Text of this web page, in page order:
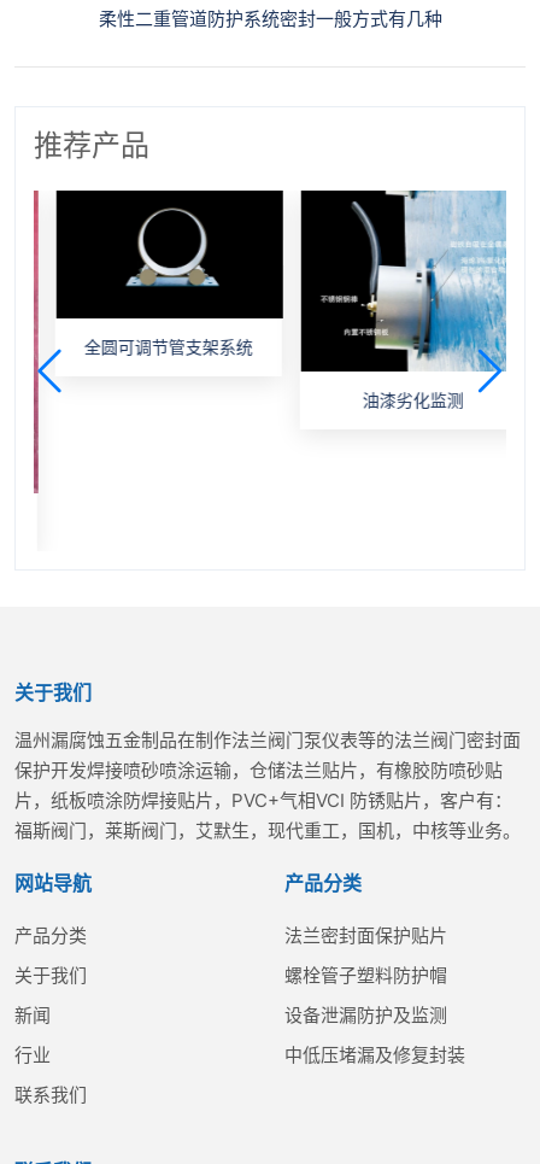
柔性二重管道防护系统密封一般方式有几种
推荐产品
全圆可调节管支架系统
油漆劣化监测
关于我们
温州漏腐蚀五金制品在制作法兰阀门泵仪表等的法兰阀门密封面
保护开发焊接喷砂喷涂运输，仓储法兰贴片，有橡胶防喷砂贴
片，纸板喷涂防焊接贴片，PVC+气相VCI 防锈贴片，客户有：
福斯阀门，莱斯阀门，艾默生，现代重工，国机，中核等业务。
网站导航
产品分类
关于我们
新闻
行业
联系我们
产品分类
法兰密封面保护贴片
螺栓管子塑料防护帽
设备泄漏防护及监测
中低压堵漏及修复封装